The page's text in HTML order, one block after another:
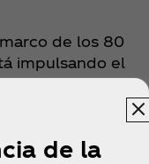
de los 80
impulsando el
que
ayuden a trazar el
de la